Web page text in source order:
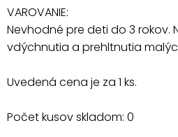
VAROVANIE:
Nevhodné pre deti do 3 rokov.
vdýchnutia a prehltnutia
Uvedená cena je za 1 ks.
Počet kusov skladom: 0